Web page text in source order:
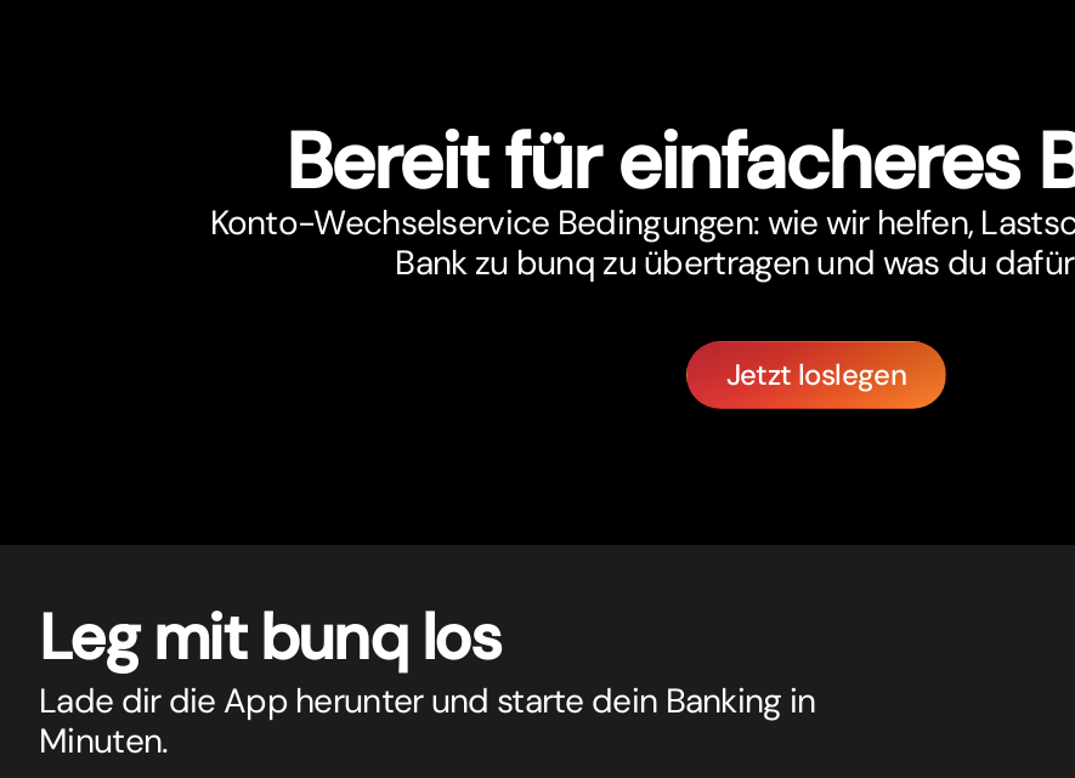
Bereit für einfacheres
Konto-Wechselservice Bedingungen: wie wir helfen,
Bank zu bunq zu übertragen und was du
Jetzt loslegen
Leg mit bunq los
Lade dir die App herunter und starte dein Banking in
Minuten.